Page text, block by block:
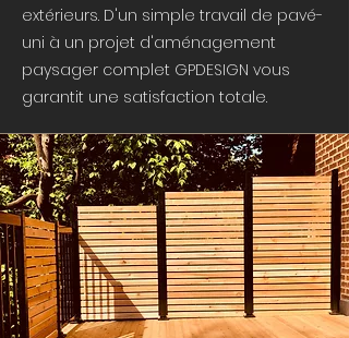
extérieurs. D'un simple travail de pavé-
uni à un projet d'aménagement
paysager complet GPDESIGN vous
garantit une satisfaction totale.